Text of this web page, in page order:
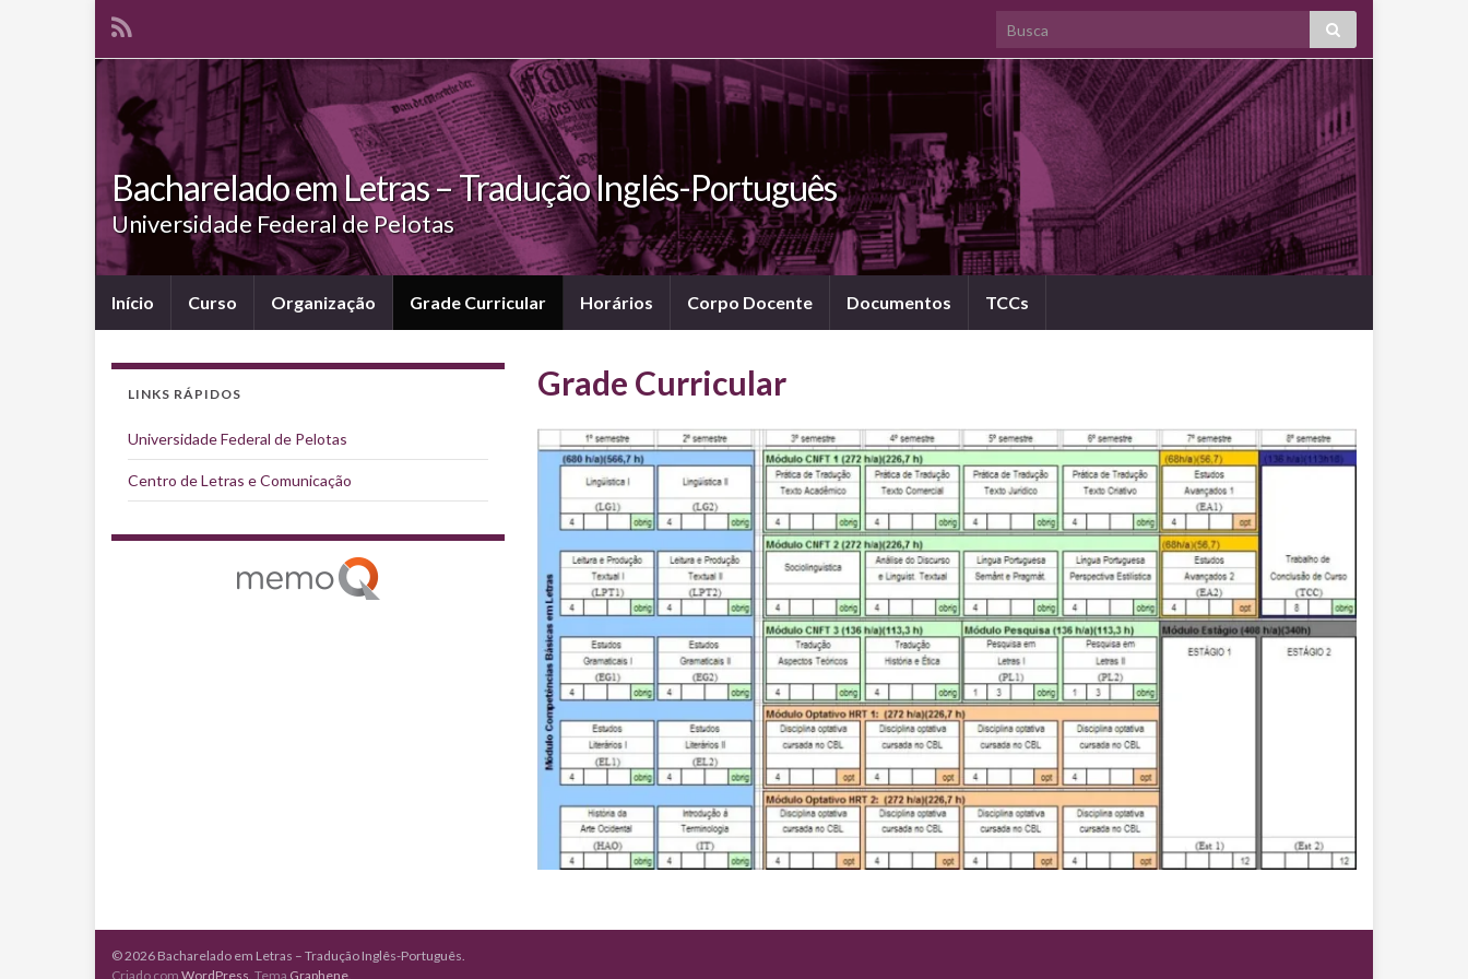
Search for:
Bacharelado em Letras – Tradução Inglês-Português
Universidade Federal de Pelotas
Início Curso Organização Grade Curricular Horários Corpo Docente Documentos TCCs
Grade Curricular
LINKS RÁPIDOS
Universidade Federal de Pelotas
Centro de Letras e Comunicação
© 2026 Bacharelado em Letras – Tradução Inglês-Português.
Criado com WordPress . Tema Graphene